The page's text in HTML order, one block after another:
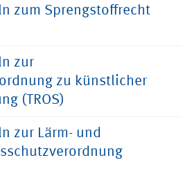
zum Sprengstoffrecht
zur
zu künstlicher
(TROS)
zur Lärm- und